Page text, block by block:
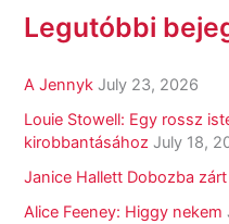
Legutóbbi
A Jennyk July 23, 2026
Louie Stowell: Egy ​rossz
kirobbantásához July 18,
Janice Hallett Dobozba
Alice Feeney: Higgy nekem